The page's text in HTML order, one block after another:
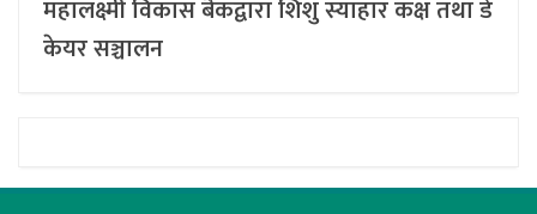
महालक्ष्मी विकास बैंकद्वारा शिशु स्याहार कक्ष तथा डे
केयर सञ्चालन